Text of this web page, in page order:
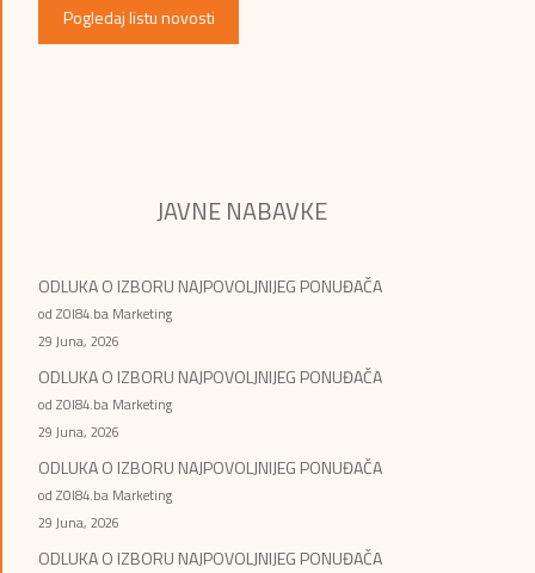
Pogledaj listu novosti
JAVNE NABAVKE
ODLUKA O IZBORU NAJPOVOLJNIJEG PONUĐAČA
od ZOI84.ba Marketing
29 Juna, 2026
ODLUKA O IZBORU NAJPOVOLJNIJEG PONUĐAČA
od ZOI84.ba Marketing
29 Juna, 2026
ODLUKA O IZBORU NAJPOVOLJNIJEG PONUĐAČA
od ZOI84.ba Marketing
29 Juna, 2026
ODLUKA O IZBORU NAJPOVOLJNIJEG PONUĐAČA